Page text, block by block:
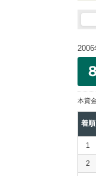
本賞
着順
1
2